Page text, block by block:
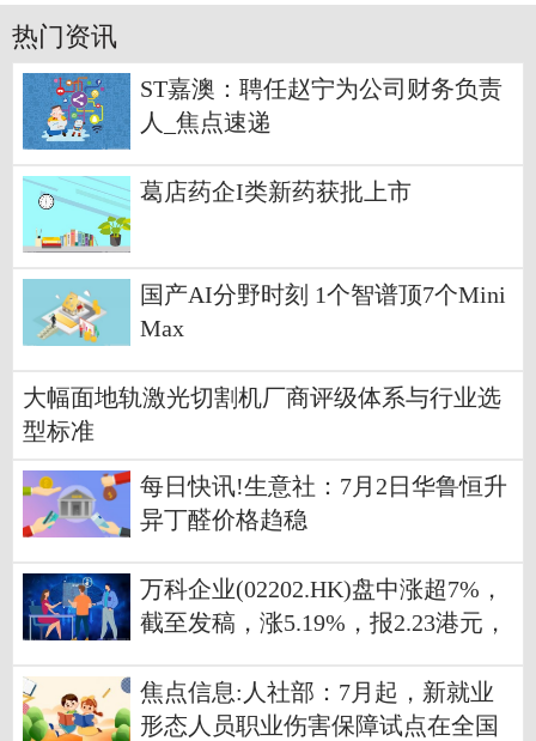
热门资讯
ST嘉澳：聘任赵宁为公司财务负责
人_焦点速递
葛店药企I类新药获批上市
国产AI分野时刻 1个智谱顶7个Mini
Max
大幅面地轨激光切割机厂商评级体系与行业选
型标准
每日快讯!生意社：7月2日华鲁恒升
异丁醛价格趋稳
万科企业(02202.HK)盘中涨超7%，
截至发稿，涨5.19%，报2.23港元，
焦点信息:人社部：7月起，新就业
形态人员职业伤害保障试点在全国